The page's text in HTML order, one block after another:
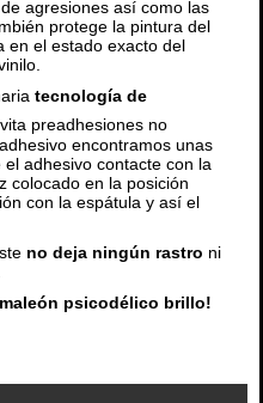
agresiones así como las
protege la pintura del
en el estado exacto del
tecnología de
preadhesiones no
encontramos unas
adhesivo contacte con la
colocado en la posición
con la espátula y así el
no deja ningún rastro ni
psicodélico brillo!